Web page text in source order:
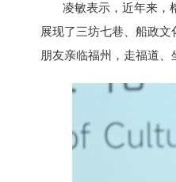
凌敏表示，近年来，
展现了三坊七巷、船政
朋友亲临福州，走福道、